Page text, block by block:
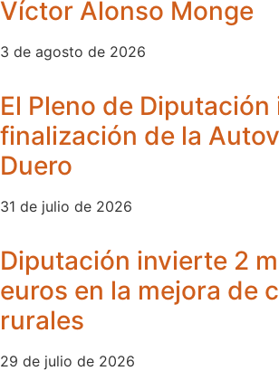
Víctor Alonso Monge
3 de agosto de 2026
El Pleno de Diputación
finalización de la
Duero
31 de julio de 2026
Diputación invierte 2
euros en la mejora de
rurales
29 de julio de 2026